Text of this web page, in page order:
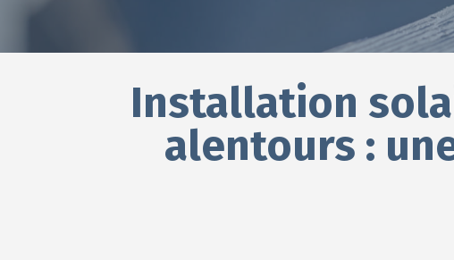
Plomberie
Plâtrerie
Bornes électriques
Installation
alentours :